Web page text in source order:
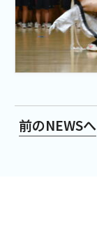
前のNEWSへ